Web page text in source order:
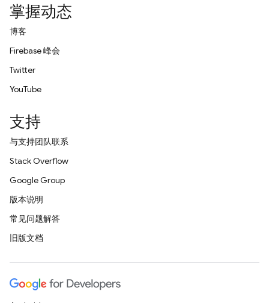
掌握动态
博客
Firebase 峰会
Twitter
YouTube
支持
与支持团队联系
Stack Overflow
Google Group
版本说明
常见问题解答
旧版文档